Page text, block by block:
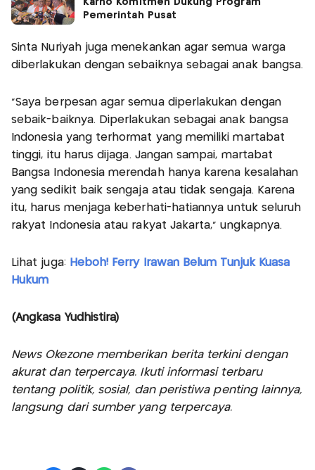
Pemerintah Pusat
Sinta Nuriyah juga menekankan agar semua warga
diberlakukan dengan sebaiknya sebagai anak bangsa.
"Saya berpesan agar semua diperlakukan dengan
sebaik-baiknya. Diperlakukan sebagai anak bangsa
Indonesia yang terhormat yang memiliki martabat
tinggi, itu harus dijaga. Jangan sampai, martabat
Bangsa Indonesia merendah hanya karena kesalahan
yang sedikit baik sengaja atau tidak sengaja. Karena
itu, harus menjaga keberhati-hatiannya untuk seluruh
rakyat Indonesia atau rakyat Jakarta," ungkapnya.
Lihat juga: Heboh! Ferry Irawan Belum Tunjuk Kuasa
Hukum
(Angkasa Yudhistira)
News Okezone memberikan berita terkini dengan
akurat dan terpercaya. Ikuti informasi terbaru
tentang politik, sosial, dan peristiwa penting lainnya,
langsung dari sumber yang terpercaya.